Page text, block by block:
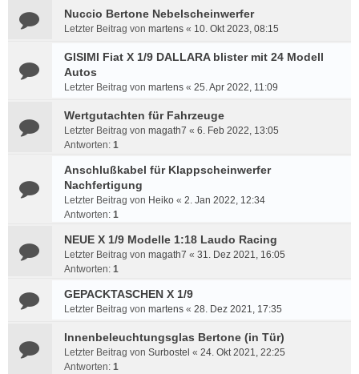
Nuccio Bertone Nebelscheinwerfer
Letzter Beitrag von martens « 10. Okt 2023, 08:15
GISIMI Fiat X 1/9 DALLARA blister mit 24 Modell
Autos
Letzter Beitrag von martens « 25. Apr 2022, 11:09
Wertgutachten für Fahrzeuge
Letzter Beitrag von magath7 « 6. Feb 2022, 13:05
Antworten: 1
Anschlußkabel für Klappscheinwerfer
Nachfertigung
Letzter Beitrag von Heiko « 2. Jan 2022, 12:34
Antworten: 1
NEUE X 1/9 Modelle 1:18 Laudo Racing
Letzter Beitrag von magath7 « 31. Dez 2021, 16:05
Antworten: 1
GEPACKTASCHEN X 1/9
Letzter Beitrag von martens « 28. Dez 2021, 17:35
Innenbeleuchtungsglas Bertone (in Tür)
Letzter Beitrag von Surbostel « 24. Okt 2021, 22:25
Antworten: 1